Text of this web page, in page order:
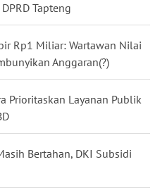
Tapteng
Rp1 Miliar: Wartawan Nilai
Anggaran(?)
Prioritaskan Layanan Publik
Bertahan, DKI Subsidi